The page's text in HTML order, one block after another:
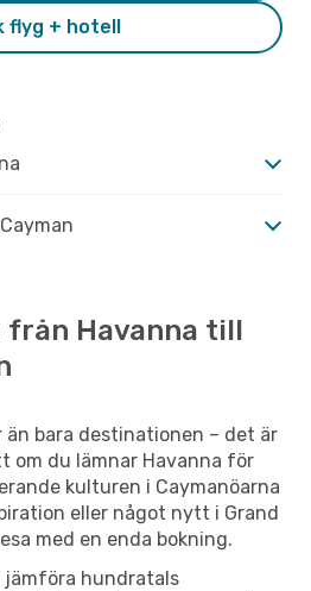
flyg + hotell
från Havanna till
än bara destinationen – det är
om du lämnar Havanna för
kulturen i Caymanöarna
eller något nytt i Grand
med en enda bokning.
jämföra hundratals